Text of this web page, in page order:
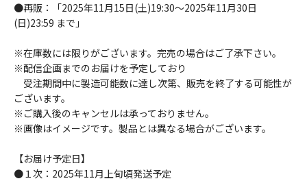
●再販：「2025年11月15日(土)19:30～2025年11月30日
(日)23:59 まで」
※在庫数には限りがございます。完売の場合はご了承下さい。
※配信企画までのお届けを予定しており
受注期間中に製造可能数に達し次第、販売を終了する可能性が
ございます。
※ご購入後のキャンセルは承っておりません。
※画像はイメージです。製品とは異なる場合がございます。
【お届け予定日】
●１次：2025年11月上旬頃発送予定